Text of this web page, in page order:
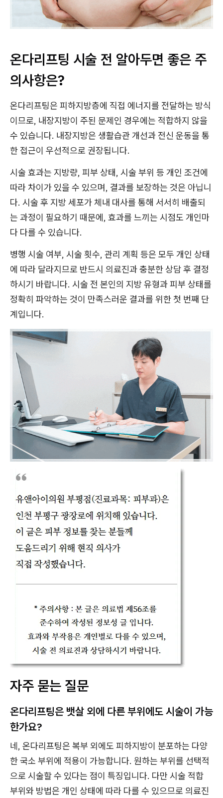
온다리프팅 시술 전 알아두면 좋은 주
의사항은?
온다리프팅은 피하지방층에 직접 에너지를 전달하는 방식
이므로, 내장지방이 주된 문제인 경우에는 적합하지 않을
수 있습니다. 내장지방은 생활습관 개선과 전신 운동을 통
한 접근이 우선적으로 권장됩니다.
시술 효과는 지방량, 피부 상태, 시술 부위 등 개인 조건에
따라 차이가 있을 수 있으며, 결과를 보장하는 것은 아닙니
다. 시술 후 지방 세포가 체내 대사를 통해 서서히 배출되
는 과정이 필요하기 때문에, 효과를 느끼는 시점도 개인마
다 다를 수 있습니다.
병행 시술 여부, 시술 횟수, 관리 계획 등은 모두 개인 상태
에 따라 달라지므로 반드시 의료진과 충분한 상담 후 결정
하시기 바랍니다. 시술 전 본인의 지방 유형과 피부 상태를
정확히 파악하는 것이 만족스러운 결과를 위한 첫 번째 단
계입니다.
자주 묻는 질문
온다리프팅은 뱃살 외에 다른 부위에도 시술이 가능
한가요?
네, 온다리프팅은 복부 외에도 피하지방이 분포하는 다양
한 국소 부위에 적용이 가능합니다. 원하는 부위를 선택적
으로 시술할 수 있다는 점이 특징입니다. 다만 시술 적합
부위와 방법은 개인 상태에 따라 다를 수 있으므로 의료진